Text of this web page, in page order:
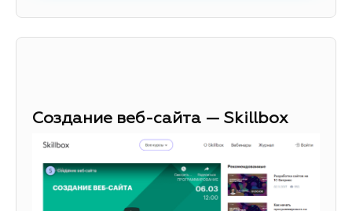
Создание веб-сайта — Skillbox